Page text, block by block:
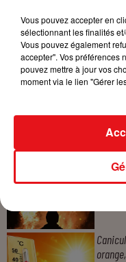
Mr Know It All
juillet,
Vous pouvez accepter en
sélectionnant les finalités
Vous pouvez également
accepter". Vos préférences
pouvez mettre à jour vos
moment via le lien "Gérer